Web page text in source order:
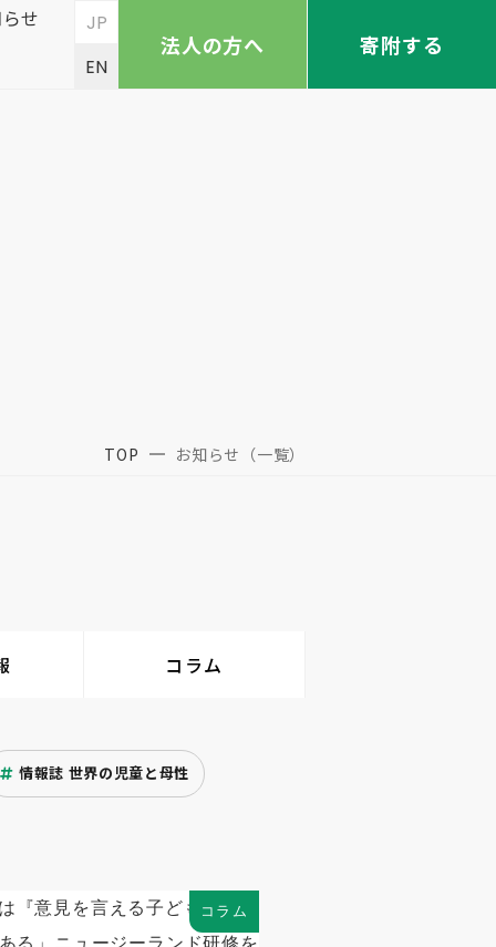
せ
JP
EN
法人の方へ 寄附する
TOP お知らせ（一覧）
コラム
情報誌 世界の児童と母性
コラム